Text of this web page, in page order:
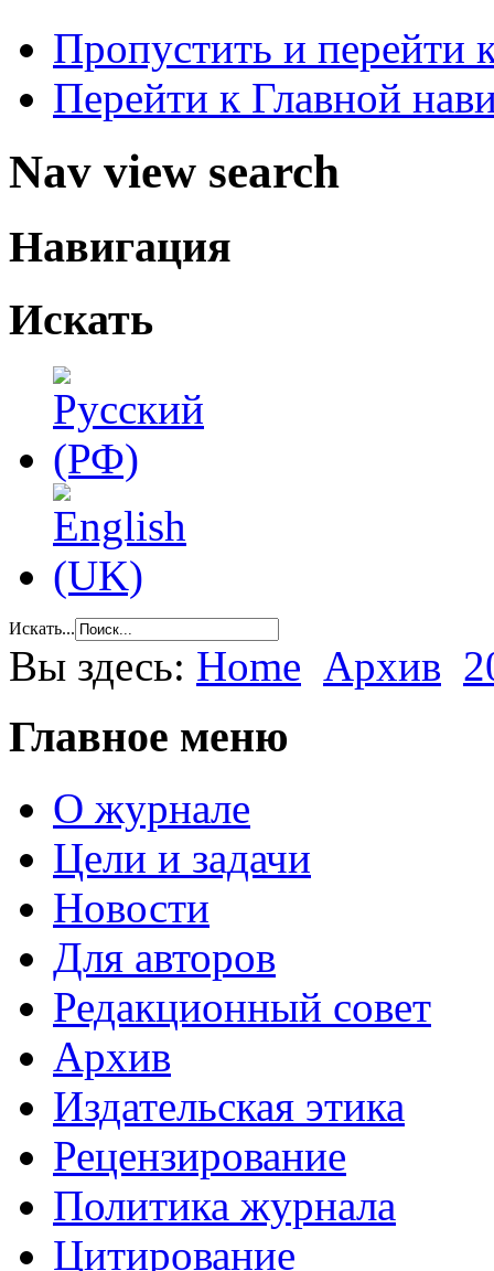
Пропустить и перейти
Перейти к Главной
Nav view search
Навигация
Искать
Искать...
Вы здесь: Home Архив
Главное меню
О журнале
Цели и задачи
Новости
Для авторов
Редакционный совет
Архив
Издательская этика
Рецензирование
Политика журнала
Цитирование